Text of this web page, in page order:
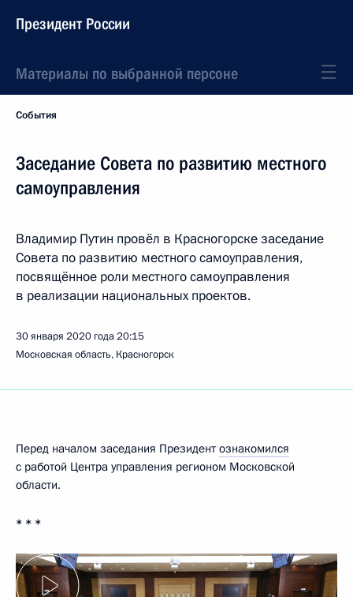
Президент России
Материалы по выбранной персоне
События
Заседание Совета по развитию местного
самоуправления
Владимир Путин провёл в Красногорске заседание
Совета по развитию местного самоуправления,
посвящённое роли местного самоуправления
в реализации национальных проектов.
30 января 2020 года20:15
Московская область, Красногорск
Перед началом заседания Президент ознакомился
с работой Центра управления регионом Московской
области.
* * *